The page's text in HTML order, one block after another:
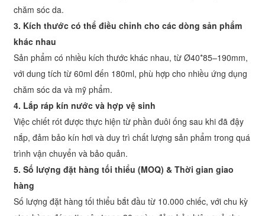
chăm sóc da.
3. Kích thước có thể điều chỉnh cho các dòng sản phẩm
khác nhau
Sản phẩm có nhiều kích thước khác nhau, từ Ø40*85–190mm,
với dung tích từ 60ml đến 180ml, phù hợp cho nhiều ứng dụng
chăm sóc da và mỹ phẩm.
4. Lắp ráp kín nước và hợp vệ sinh
Việc chiết rót được thực hiện từ phần đuôi ống sau khi đã đậy
nắp, đảm bảo kín hơi và duy trì chất lượng sản phẩm trong quá
trình vận chuyển và bảo quản.
5. Số lượng đặt hàng tối thiểu (MOQ) & Thời gian giao
hàng
Số lượng đặt hàng tối thiểu bắt đầu từ 10.000 chiếc, với chu kỳ